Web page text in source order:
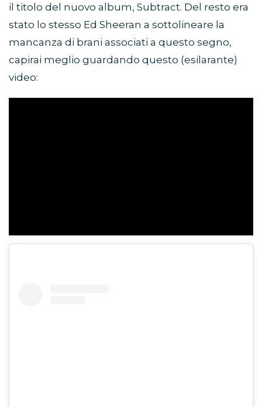
il titolo del nuovo album, Subtract. Del resto era
stato lo stesso Ed Sheeran a sottolineare la
mancanza di brani associati a questo segno,
capirai meglio guardando questo (esilarante)
video: